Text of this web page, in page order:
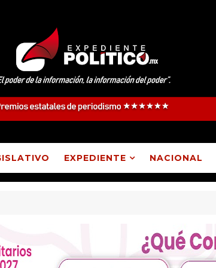
EXPEDIENTE NACIONAL